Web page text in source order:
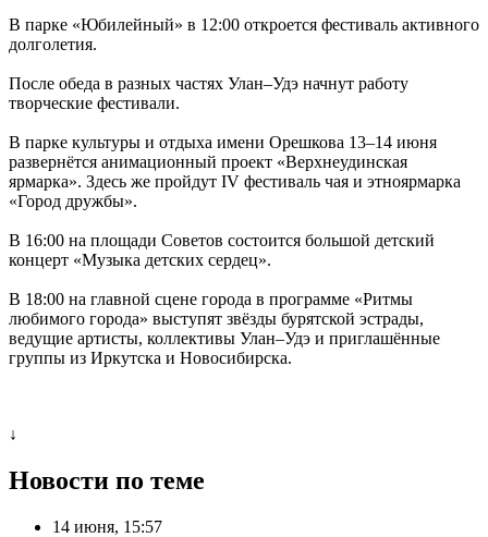
В парке «Юбилейный» в 12:00 откроется фестиваль активного
долголетия.
После обеда в разных частях Улан–Удэ начнут работу
творческие фестивали.
В парке культуры и отдыха имени Орешкова 13–14 июня
развернётся анимационный проект «Верхнеудинская
ярмарка». Здесь же пройдут IV фестиваль чая и этноярмарка
«Город дружбы».
В 16:00 на площади Советов состоится большой детский
концерт «Музыка детских сердец».
В 18:00 на главной сцене города в программе «Ритмы
любимого города» выступят звёзды бурятской эстрады,
ведущие артисты, коллективы Улан–Удэ и приглашённые
группы из Иркутска и Новосибирска.
↓
Новости по теме
14 июня, 15:57